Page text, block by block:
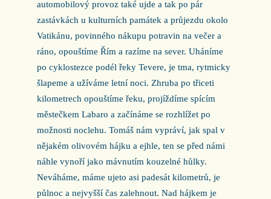
automobilový provoz také ujde a tak po pár
zastávkách u kulturních památek a průjezdu okolo
Vatikánu, povinného nákupu potravin na večer a
ráno, opouštíme Řím a razíme na sever. Uháníme
po cyklostezce podél řeky Tevere, je tma, rytmicky
šlapeme a užíváme letní noci. Zhruba po třiceti
kilometrech opouštíme řeku, projíždíme spícím
městečkem Labaro a začínáme se rozhlížet po
možnosti noclehu. Tomáš nám vypráví, jak spal v
nějakém olivovém hájku a ejhle, ten se před námi
náhle vynoří jako mávnutím kouzelné hůlky.
Neváháme, máme ujeto asi padesát kilometrů, je
půlnoc a nejvyšší čas zalehnout. Nad hájkem je